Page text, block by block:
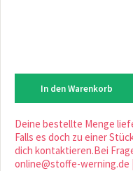
In den Warenkorb
Deine bestellte Menge
Falls es doch zu einer
dich kontaktieren.Bei
online@stoffe-werning.de |